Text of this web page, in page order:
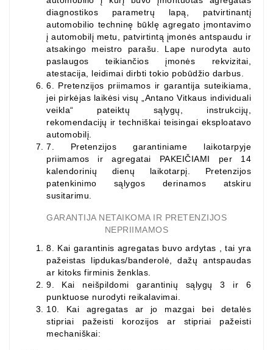
diagnostikos parametrų lapą, patvirtinantį
automobilio techninę būklę agregato įmontavimo
į automobilį metu, patvirtintą įmonės antspaudu ir
atsakingo meistro parašu. Lape nurodyta auto
paslaugos teikiančios įmonės rekvizitai,
atestacija, leidimai dirbti tokio pobūdžio darbus.
6. Pretenzijos priimamos ir garantija suteikiama,
jei pirkėjas laikėsi visų „Antano Vitkaus individuali
veikla“ pateiktų sąlygų, instrukcijų,
rekomendacijų ir techniškai teisingai eksploatavo
automobilį.
7. Pretenzijos garantiniame laikotarpyje
priimamos ir agregatai PAKEIČIAMI
per 14
kalendorinių dienų laikotarpį. Pretenzijos
patenkinimo sąlygos derinamos atskiru
susitarimu.
GARANTIJA NETAIKOMA IR PRETENZIJOS
NEPRIIMAMOS
8. Kai garantinis agregatas buvo ardytas , tai yra
pažeistas lipdukas/banderolė, dažų antspaudas
ar kitoks firminis ženklas.
9. Kai neišpildomi garantinių sąlygų 3 ir 6
punktuose nurodyti reikalavimai.
10. Kai agregatas ar jo mazgai bei detalės
stipriai pažeisti korozijos ar stipriai pažeisti
mechaniškai: